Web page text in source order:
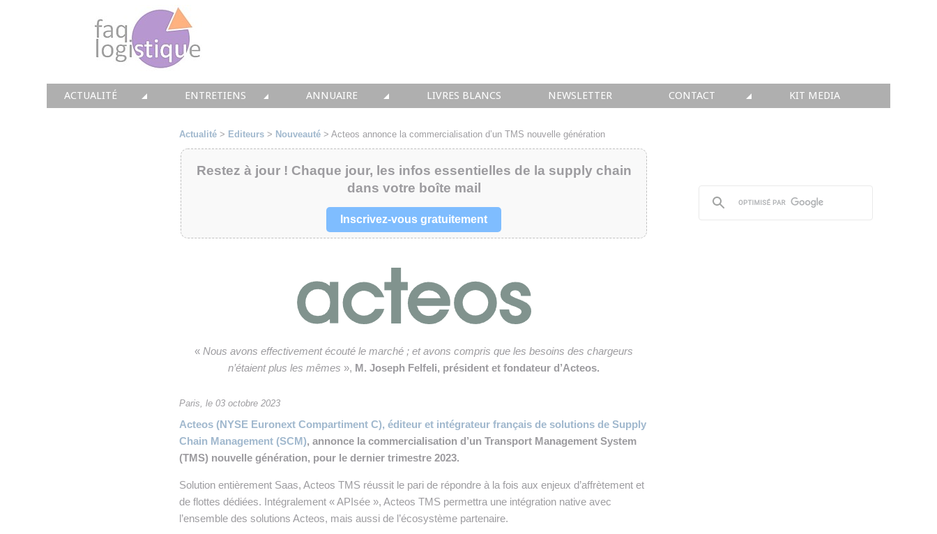
ACTUALITÉ ENTRETIENS
TOUTES LES INTERVIEWS
👉 PRENDRE LA PAROLE
ANNUAIRE
• SOLUTIONS
• INTEGRATION
• IMMOBILIER
• INTRALOGISTIQUE
• PRESTATION LOGISTIQUE
LIVRES BLANCS NEWSLETTER CONTACT KIT MEDIA
Actualité > Editeurs > Nouveauté > Acteos annonce la commercialisation d’un TMS nouvelle génération
Restez à jour ! Chaque jour, les infos essentielles de la supply chain
dans votre boîte mail
Inscrivez-vous gratuitement
«Nous avons effectivement écouté le marché ; et avons compris que les besoins des chargeurs
n’étaient plus les mêmes », M. Joseph Felfeli, président et fondateur d’Acteos.
Paris, le 03 octobre 2023
Acteos (NYSE Euronext Compartiment C), éditeur et intégrateur français de solutions de Supply
Chain Management (SCM), annonce la commercialisation d’un Transport Management System
(TMS) nouvelle génération, pour le dernier trimestre 2023.
Solution entièrement Saas, Acteos TMS réussit le pari de répondre à la fois aux enjeux d’affrètement et
de flottes dédiées. Intégralement « APIsée », Acteos TMS permettra une intégration native avec
l’ensemble des solutions Acteos, mais aussi de l’écosystème partenaire.